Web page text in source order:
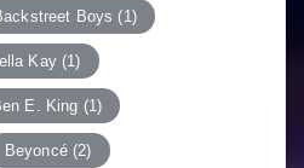
Boys (1)
Kay(1)
E. King (1)
Beyoncé(2)